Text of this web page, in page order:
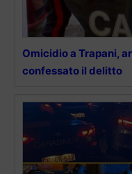
Omicidio a Trapani,
confessato il delitto